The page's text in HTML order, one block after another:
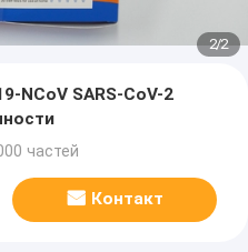
2/2
NCoV SARS-CoV-2
частей
Контакт